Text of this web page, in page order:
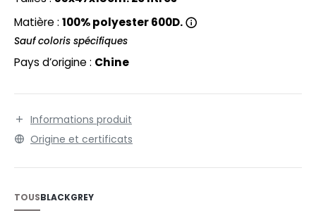
SHOPPING
ROW
OF THE LOOM
d'impression : 16x14cm.
Matière : 100% polyester 600D.
Sauf coloris spécifiques
Pays d’origine : Chine
Informations produit
Origine et certificats
TOUSBLACKGREY